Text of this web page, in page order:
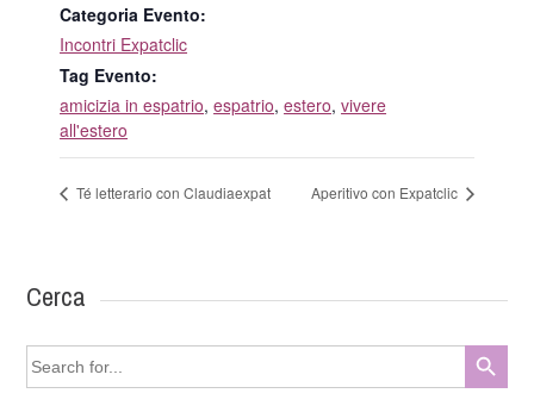
Categoria Evento:
Incontri Expatclic
Tag Evento:
amicizia in espatrio,espatrio,estero,vivere
all'estero
Té letterario con Claudiaexpat Aperitivo con Expatclic
Cerca
Search
for:
Search Button